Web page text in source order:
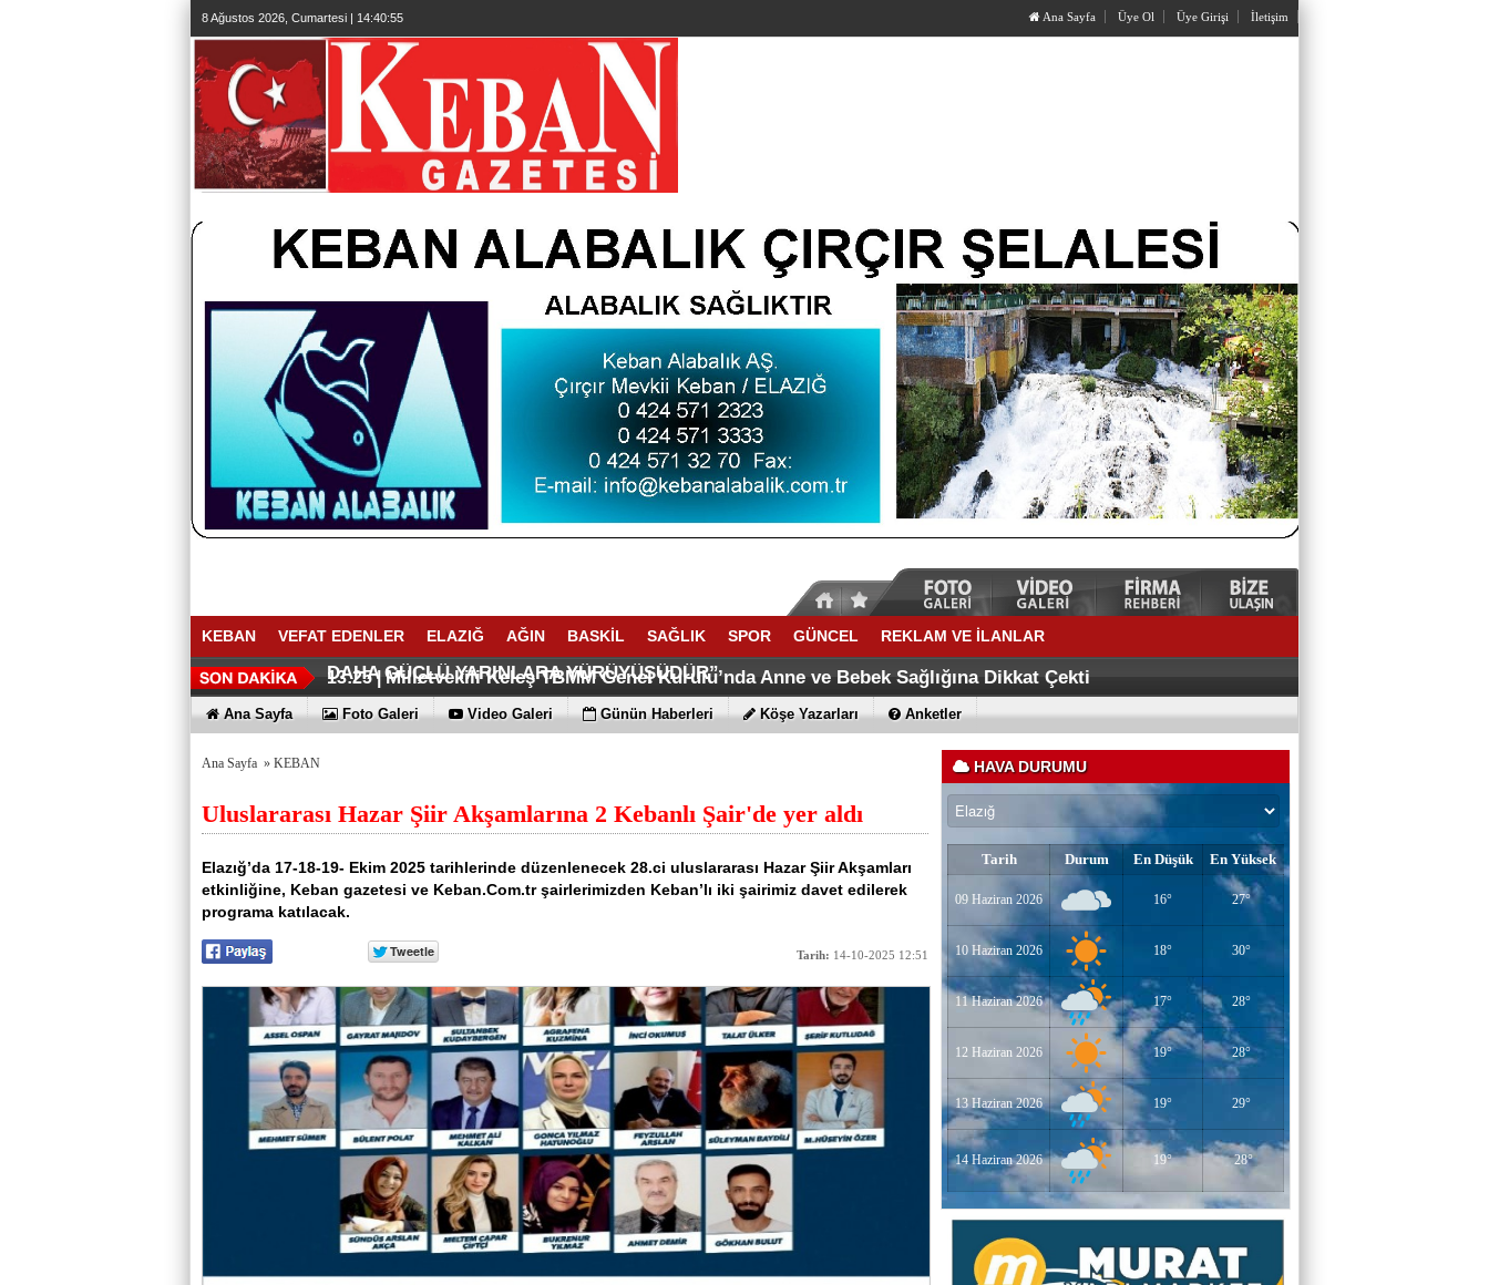
8 Ağustos 2026, Cumartesi | 14:40:56 Ana Sayfa Üye Ol Üye Girişi İletişim
KEBAN VEFAT EDENLER ELAZIĞ AĞIN BASKİL SAĞLIK SPOR GÜNCEL REKLAM VE İLANLAR
14:16 |BAŞKAN YÜKSEL,TOPRAĞINI KAYBEDEN,GELECEĞINI KAYBEDER,
13:41 |AÇIKKAPI: “TERÖRSÜZ TÜRKİYE, DEVLETİN GERİ ADIMI DEĞİL; TÜRKİYE’NİN
DAHA GÜÇLÜ YARINLARA YÜRÜYÜŞÜDÜR”
13:25 |Milletvekili Keleş TBMM Genel Kurulu’nda Anne ve Bebek Sağlığına Dikkat Çekti
11:59 |Keban Barajı Grup Müdürlüğü Eski Personeli Özer Kırca Vefat etti
11:25 |Keban Nimri Köyünde 22-30 Ağustosta Anlamlı etkinlik
Ana Sayfa Foto Galeri Video Galeri Günün Haberleri Köşe Yazarları Anketler
Ana Sayfa » KEBAN
Uluslararası Hazar Şiir Akşamlarına 2 Kebanlı Şair'de yer aldı
Elazığ’da 17-18-19- Ekim 2025 tarihlerinde düzenlenecek 28.ci uluslararası Hazar Şiir Akşamları
etkinliğine, Keban gazetesi ve Keban.Com.tr şairlerimizden Keban’lı iki şairimiz davet edilerek
programa katılacak.
Tarih: 14-10-2025 12:51
HAVA DURUMU
Tarih Durum En Düşük En Yüksek
09 Haziran 2026 16° 27°
10 Haziran 2026 18° 30°
11 Haziran 2026 17° 28°
12 Haziran 2026 19° 28°
13 Haziran 2026 19° 29°
14 Haziran 2026 19° 28°
YAZAR-ŞAİR MİRAÇ DOĞAN
Mavi Işık İnsanları
EĞİTİMCİ-YAZAR TUNER
YERLİKAYA
İNSANLAR İLE KONUŞURKEN YERE
BAKMAK
EĞİTİMCİ - YAZAR : MİDRAN YOKUŞ
DİKİLİ TAŞLAR - 8
EĞİTİMCİ - YAZAR : PROF.DR.
RAMAZAN DEMİR
Gazi Paşa’nın Açtığı Yolda Dünya
Şampiyonluğu